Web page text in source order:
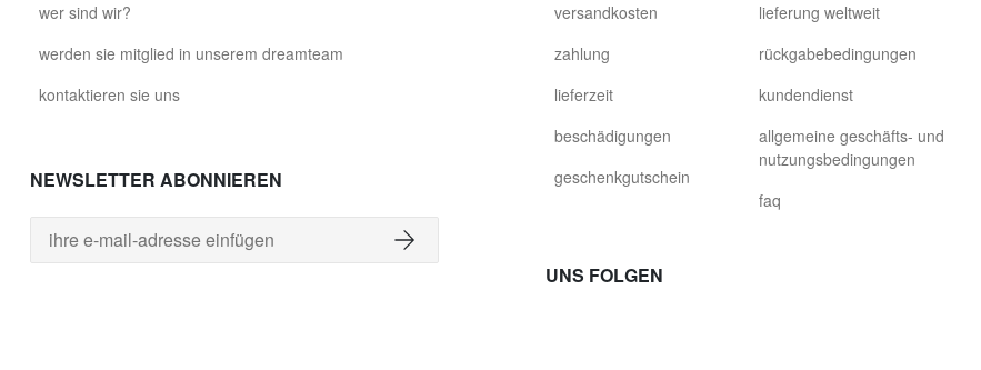
wer sind wir?
werden sie mitglied in unserem dreamteam
kontaktieren sie uns
NEWSLETTER ABONNIEREN
versandkosten
zahlung
lieferzeit
beschädigungen
geschenkgutschein
lieferung weltweit
rückgabebedingungen
kundendienst
allgemeine geschäfts- und
nutzungsbedingungen
faq
UNS FOLGEN